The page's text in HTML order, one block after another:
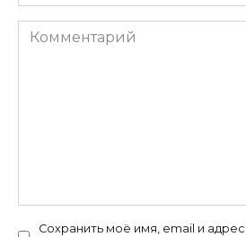
Комментарий
Сохранить моё имя, email и